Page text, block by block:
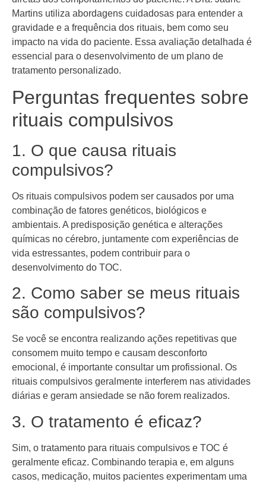
Martins utiliza abordagens cuidadosas para entender a
gravidade e a frequência dos rituais, bem como seu
impacto na vida do paciente. Essa avaliação detalhada é
essencial para o desenvolvimento de um plano de
tratamento personalizado.
Perguntas frequentes sobre
rituais compulsivos
1. O que causa rituais
compulsivos?
Os rituais compulsivos podem ser causados por uma
combinação de fatores genéticos, biológicos e
ambientais. A predisposição genética e alterações
químicas no cérebro, juntamente com experiências de
vida estressantes, podem contribuir para o
desenvolvimento do TOC.
2. Como saber se meus rituais
são compulsivos?
Se você se encontra realizando ações repetitivas que
consomem muito tempo e causam desconforto
emocional, é importante consultar um profissional. Os
rituais compulsivos geralmente interferem nas atividades
diárias e geram ansiedade se não forem realizados.
3. O tratamento é eficaz?
Sim, o tratamento para rituais compulsivos e TOC é
geralmente eficaz. Combinando terapia e, em alguns
casos, medicação, muitos pacientes experimentam uma